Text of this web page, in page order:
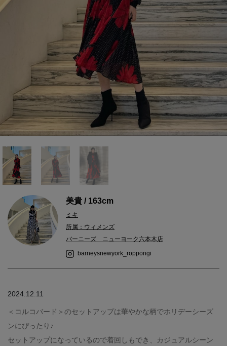
美貴 / 163cm
ミキ
所属：ウィメンズ
バーニーズ ニューヨーク六本木店
barneysnewyork_roppongi
2024.12.11
＜コルコバード＞のセットアップは華やかな柄でホリデーシーズ
ンにぴったり♪
セットアップになっているので着回しもでき、カジュアルシーン